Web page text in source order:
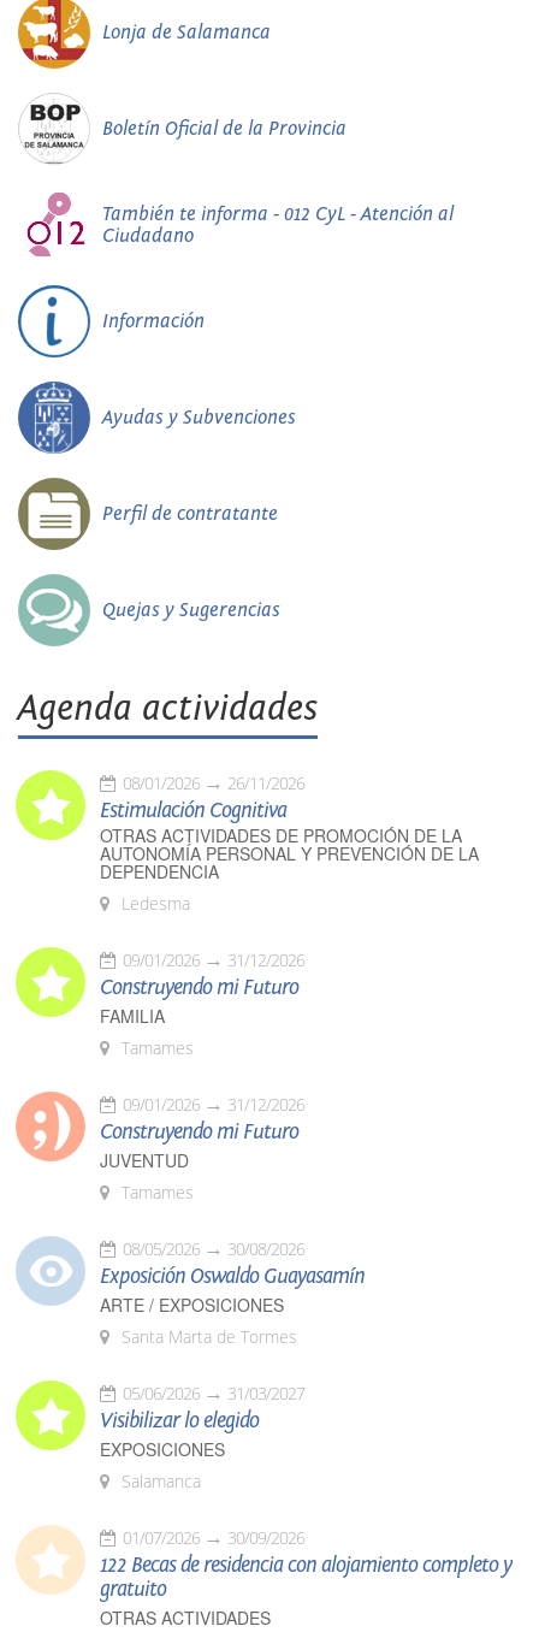
Lonja de Salamanca
Boletín Oficial de la Provincia
También te informa - 012 CyL - Atención al
Ciudadano
Información
Ayudas y Subvenciones
Perfil de contratante
Quejas y Sugerencias
Agenda actividades
08/01/2026 26/11/2026
Estimulación Cognitiva
OTRAS ACTIVIDADES DE PROMOCIÓN DE LA
AUTONOMÍA PERSONAL Y PREVENCIÓN DE LA
DEPENDENCIA
Ledesma
09/01/2026 31/12/2026
Construyendo mi Futuro
FAMILIA
Tamames
09/01/2026 31/12/2026
Construyendo mi Futuro
JUVENTUD
Tamames
08/05/2026 30/08/2026
Exposición Oswaldo Guayasamín
ARTE / EXPOSICIONES
Santa Marta de Tormes
05/06/2026 31/03/2027
Visibilizar lo elegido
EXPOSICIONES
Salamanca
01/07/2026 30/09/2026
122 Becas de residencia con alojamiento completo y
gratuito
OTRAS ACTIVIDADES